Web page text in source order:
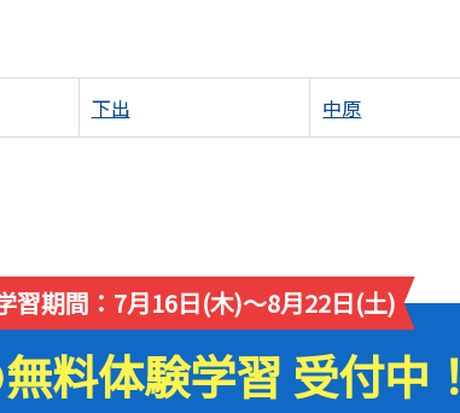
下出 中原
習期間：7月16日(木)～8月22日(土)
料体験学習 受付中！